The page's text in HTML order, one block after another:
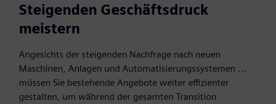
Steigenden Geschäftsdruck
meistern
Angesichts der steigenden Nachfrage nach neuen
Maschinen, Anlagen und Automatisierungssystemen ...
müssen Sie bestehende Angebote weiter effizienter
gestalten, um während der gesamten Transition